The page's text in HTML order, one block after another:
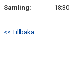
Samling:
18:30
<< Tillbaka